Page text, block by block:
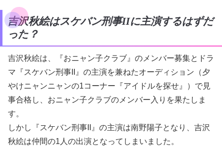
吉沢秋絵はスケバン刑事IIに主演するはずだ
った？
吉沢秋絵は、『おニャン子クラブ』のメンバー募集とドラ
マ『スケバン刑事II』の主演を兼ねたオーディション（夕
やけニャンニャンの1コーナー『アイドルを探せ』）で見
事合格し、おニャン子クラブのメンバー入りを果たしま
す。
しかし『スケバン刑事II』の主演は南野陽子となり、吉沢
秋絵は仲間の1人の出演となってしまいました。